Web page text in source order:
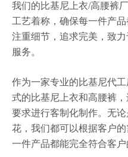
我们的比基尼上衣/高腰裤
工艺着称，确保每一件产
注重细节，追求完美，致
服务。
作为一家专业的比基尼代
式的比基尼上衣和高腰裤
要求进行客制化制作。无
花，我们都可以根据客户
一件产品都能完全符合客户